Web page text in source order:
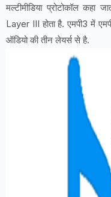
मल्टीमीडिया प्रोटोकॉल
Layer III होता है. एमपी3 में
ऑडियो की तीन लेयर्स से है.